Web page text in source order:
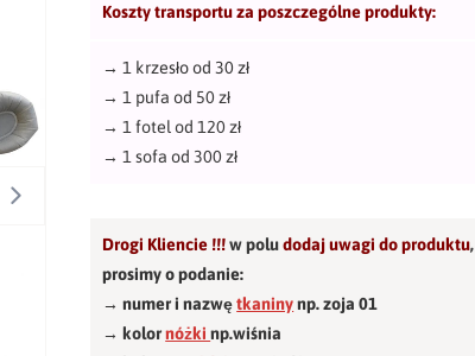
Koszty transportu za poszczególne produkty:
→1 krzesło od 30 zł
→1 pufa od 50 zł
→ 1 fotel od 120 zł
→1 sofa od 300 zł
Drogi Kliencie !!!w poludodaj uwagi do produktu,
prosimy o podanie:
→ numer i nazwętkaninynp. zoja 01
→ kolornóżkinp.wiśnia